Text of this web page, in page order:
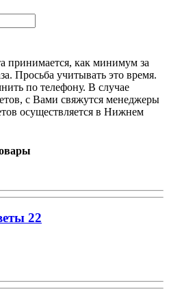
принимается, как минимум за
Просьба учитывать это время.
по телефону. В случае
с Вами свяжутся менеджеры
осуществляется в Нижнем
22